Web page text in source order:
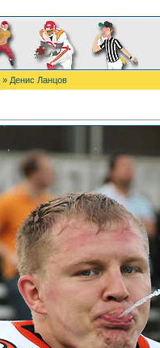
» Денис Ланцов